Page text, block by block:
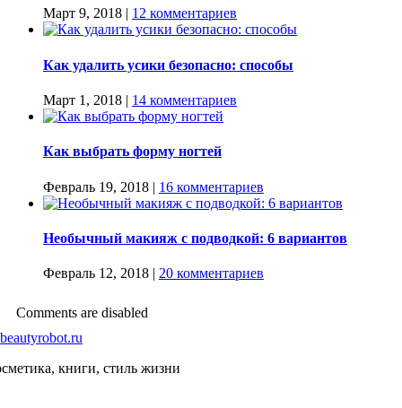
Март 9, 2018 12 комментариев
Как удалить усики безопасно: способы
Март 1, 2018 | 14 комментариев
Как выбрать форму ногтей
Февраль 19, 2018 | 16 комментариев
Необычный макияж с подводкой: 6 вариантов
Февраль 12, 2018 | 20 комментариев
Comments are disabled
книги, стиль жизни